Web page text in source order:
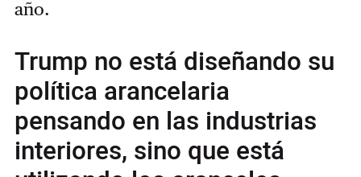
año.
Trump no está diseñando su
política arancelaria
pensando en las industrias
interiores, sino que está